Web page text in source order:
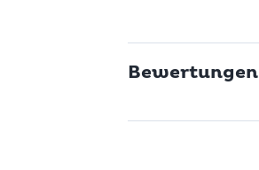
Bewertungen